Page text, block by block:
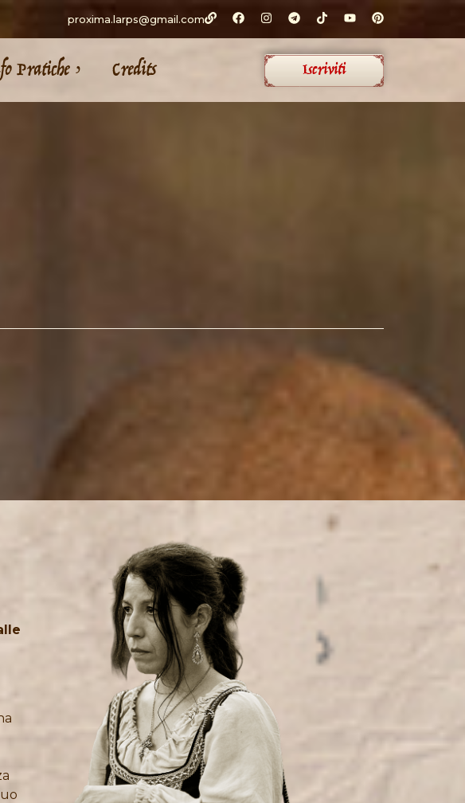
proxima.larps@gmail.com
Pratiche › Credits Iscriviti